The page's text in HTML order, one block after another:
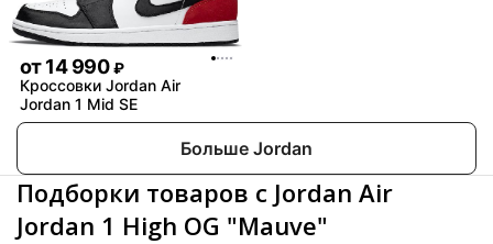
от14 990 ₽
Кроссовки Jordan Air
Jordan 1 Mid SE
Больше Jordan
Подборки товаров с Jordan Air
Jordan 1 High OG "Mauve"